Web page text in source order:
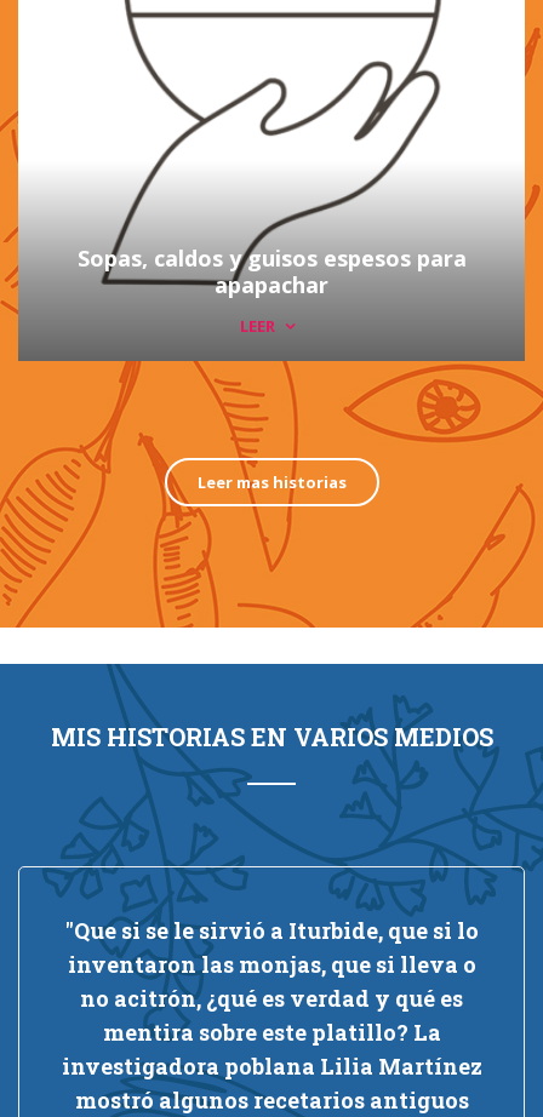
Sopas, caldos y guisos espesos para
apapachar
LEER
Leer mas historias
MIS HISTORIAS EN VARIOS MEDIOS
"Que si se le sirvió a Iturbide, que si lo
inventaron las monjas, que si lleva o
no acitrón, ¿qué es verdad y qué es
mentira sobre este platillo? La
investigadora poblana Lilia Martínez
mostró algunos recetarios antiguos